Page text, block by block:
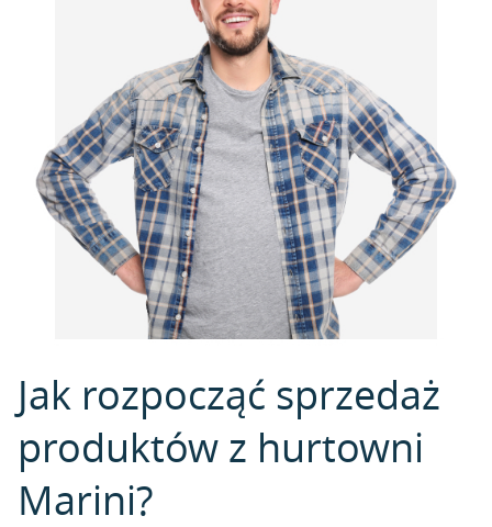
Jak rozpocząć sprzedaż
produktów z hurtowni
Marini?